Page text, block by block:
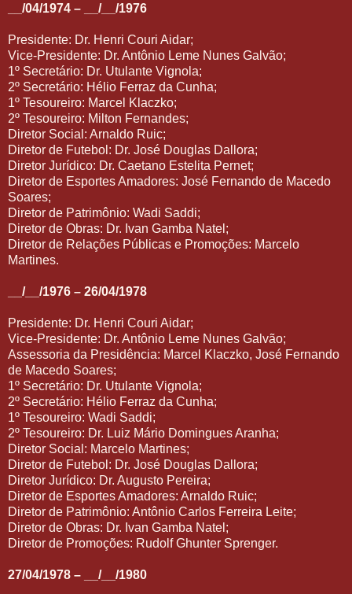
__/04/1974 – __/__/1976
Presidente: Dr. Henri Couri Aidar;
Vice-Presidente: Dr. Antônio Leme Nunes Galvão;
1º Secretário: Dr. Utulante Vignola;
2º Secretário: Hélio Ferraz da Cunha;
1º Tesoureiro: Marcel Klaczko;
2º Tesoureiro: Milton Fernandes;
Diretor Social: Arnaldo Ruic;
Diretor de Futebol: Dr. José Douglas Dallora;
Diretor Jurídico: Dr. Caetano Estelita Pernet;
Diretor de Esportes Amadores: José Fernando de Macedo
Soares;
Diretor de Patrimônio: Wadi Saddi;
Diretor de Obras: Dr. Ivan Gamba Natel;
Diretor de Relações Públicas e Promoções: Marcelo
Martines.
__/__/1976 – 26/04/1978
Presidente: Dr. Henri Couri Aidar;
Vice-Presidente: Dr. Antônio Leme Nunes Galvão;
Assessoria da Presidência: Marcel Klaczko, José Fernando
de Macedo Soares;
1º Secretário: Dr. Utulante Vignola;
2º Secretário: Hélio Ferraz da Cunha;
1º Tesoureiro: Wadi Saddi;
2º Tesoureiro: Dr. Luiz Mário Domingues Aranha;
Diretor Social: Marcelo Martines;
Diretor de Futebol: Dr. José Douglas Dallora;
Diretor Jurídico: Dr. Augusto Pereira;
Diretor de Esportes Amadores: Arnaldo Ruic;
Diretor de Patrimônio: Antônio Carlos Ferreira Leite;
Diretor de Obras: Dr. Ivan Gamba Natel;
Diretor de Promoções: Rudolf Ghunter Sprenger.
27/04/1978 – __/__/1980